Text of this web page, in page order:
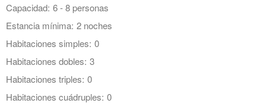
Capacidad: 6 - 8 personas
Estancia mínima: 2 noches
Habitaciones simples: 0
Habitaciones dobles: 3
Habitaciones triples: 0
Habitaciones cuádruples: 0